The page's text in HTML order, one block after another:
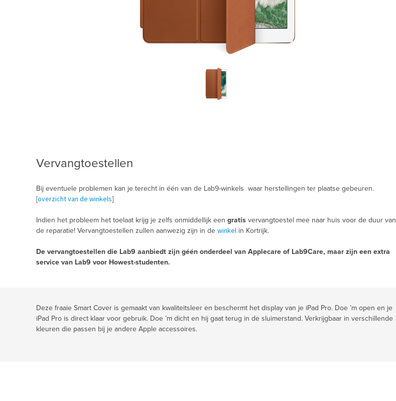
Vervangtoestellen
Bij eventuele problemen kan je terecht in één van de Lab9-winkels waar herstellingen ter plaatse gebeuren.
[overzicht van de winkels]
Indien het probleem het toelaat krijg je zelfs onmiddellijk een gratis vervangtoestel mee naar huis voor de duur van
de reparatie! Vervangtoestellen zullen aanwezig zijn in de winkel in Kortrijk.
De vervangtoestellen die Lab9 aanbiedt zijn géén onderdeel van Applecare of Lab9Care, maar zijn een extra
service van Lab9 voor Howest-studenten.
Deze fraaie Smart Cover is gemaakt van kwaliteitsleer en beschermt het display van je iPad Pro. Doe ’m open en je
iPad Pro is direct klaar voor gebruik. Doe ’m dicht en hij gaat terug in de sluimerstand. Verkrijgbaar in verschillende
kleuren die passen bij je andere Apple accessoires.